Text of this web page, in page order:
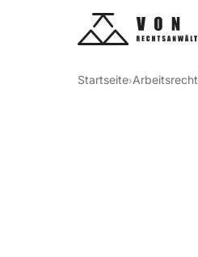
Startseite›Arbeitsrecht